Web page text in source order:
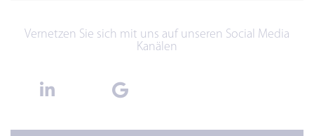
Vernetzen Sie sich mit uns auf unseren Social Media
Kanälen